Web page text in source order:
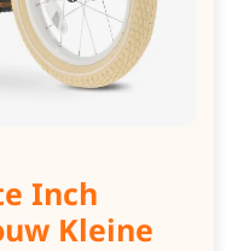
Inch
Kleine